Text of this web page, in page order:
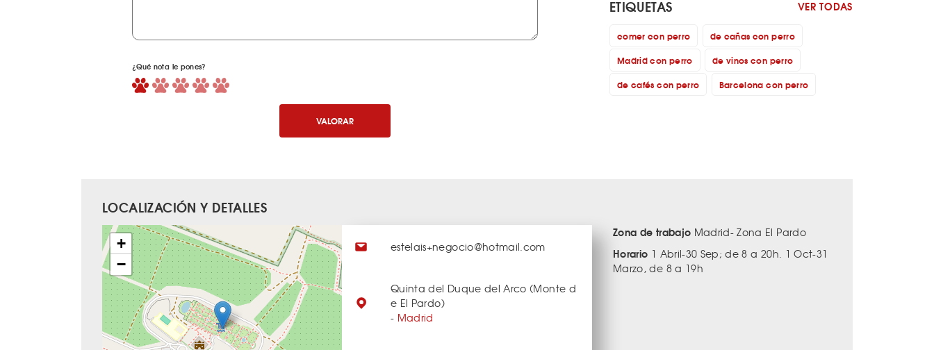
¿Qué nota le pones?
VALORAR
ETIQUETAS VER TODAS
comer con perro
de cañas con perro
Madrid con perro
de vinos con perro
de cafés con perro
Barcelona con perro
LOCALIZACIÓN Y DETALLES
+
−
estelais+negocio@hotmail.com
Quinta del Duque del Arco (Monte d
e El Pardo)
- Madrid
Zona de trabajo Madrid- Zona El Pardo
Horario 1 Abril-30 Sep; de 8 a 20h. 1 Oct-31
Marzo, de 8 a 19h